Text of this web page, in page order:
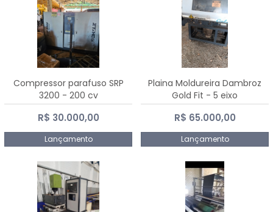
Compressor parafuso SRP
3200 - 200 cv
R$ 30.000,00
Lançamento
Plaina Moldureira Dambroz
Gold Fit - 5 eixo
R$ 65.000,00
Lançamento